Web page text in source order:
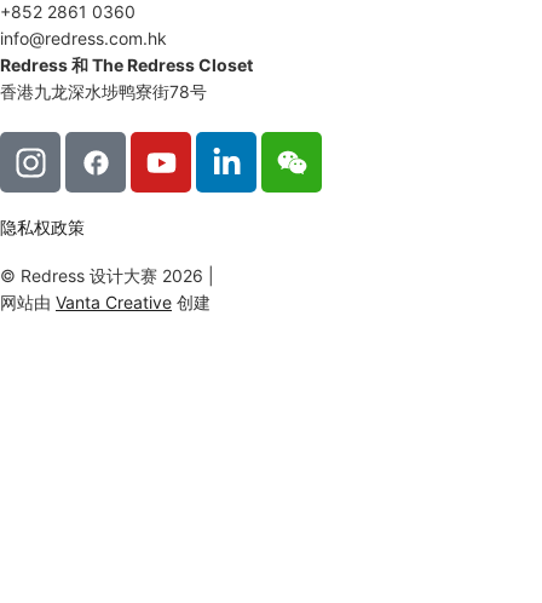
+852 2861 0360
info@redress.com.hk
Redress 和 The Redress Closet
香港九龙深水埗鸭寮街78号
隐私权政策
© Redress 设计大赛 2026 |
网站由 Vanta Creative 创建